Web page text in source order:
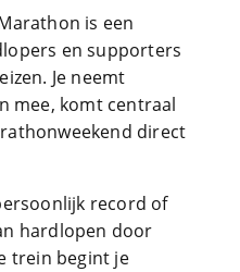
is een
en supporters
Je neemt
mee, komt centraal
direct
record of
hardlopen door
trein begint je